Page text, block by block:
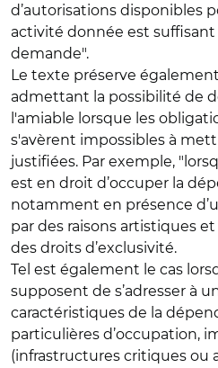
d’autorisations disponibles
activité donnée est suffisant
demande".
Le texte préserve
admettant la possibilité de
l'amiable lorsque les
s'avèrent impossibles à
justifiées. Par exemple,
est en droit d’occuper la
notamment en présence
par des raisons artistiques
des droits d’exclusivité.
Tel est également le cas
supposent de s’adresser à
caractéristiques de la
particulières d’occupation,
(infrastructures critiques ou